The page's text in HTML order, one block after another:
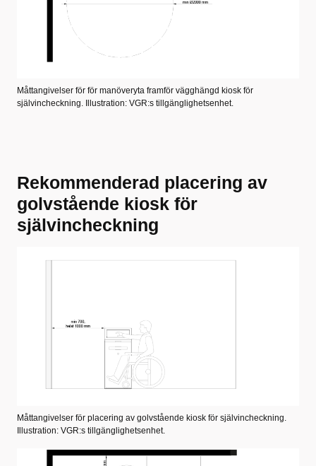
Måttangivelser för för manöveryta framför vägghängd kiosk för
självincheckning. Illustration: VGR:s tillgänglighetsenhet.
Rekommenderad placering av
golvstående kiosk för
självincheckning
Måttangivelser för placering av golvstående kiosk för självincheckning.
Illustration: VGR:s tillgänglighetsenhet.